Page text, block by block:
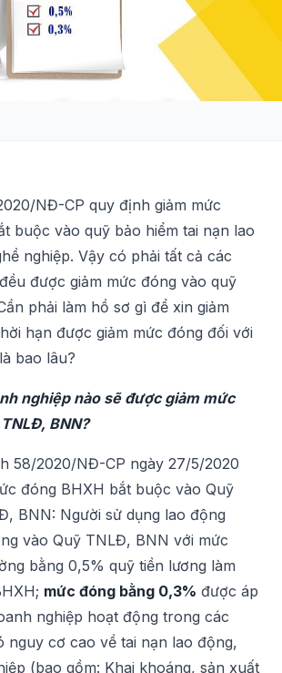
NÀO SẼ ĐƯỢC
NĐ-CP quy định giảm mức
buộc vào quỹ bảo hiểm tai nạn lao
nghiệp. Vậy có phải tất cả các
được giảm mức đóng vào quỹ
phải làm hồ sơ gì để xin giảm
hạn được giảm mức đóng đối với
bao lâu?
nghiệp nào sẽ được giảm mức
BNN?
58/2020/NĐ-CP ngày 27/5/2020
đóng BHXH bắt buộc vào Quỹ
BNN: Người sử dụng lao động
vào Quỹ TNLĐ, BNN với mức
bằng 0,5% quỹ tiền lương làm
mức đóng bằng 0,3% được áp
nghiệp hoạt động trong các
nguy cơ cao về tai nạn lao động,
(bao gồm: Khai khoáng, sản xuất